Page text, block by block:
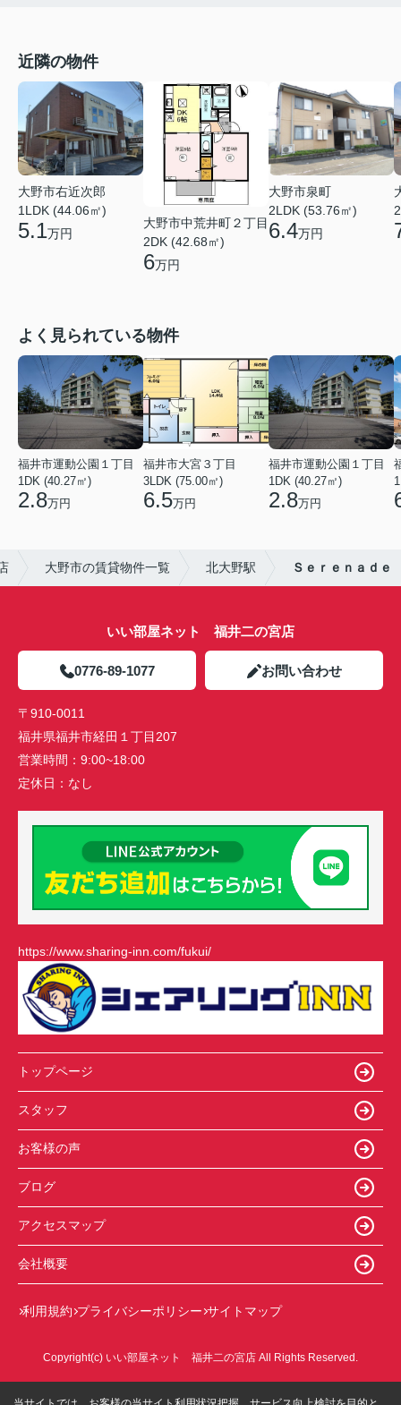
近隣の物件
大野市右近次郎
1LDK (44.06㎡)
5.1万円
大野市中荒井町２丁目
2DK (42.68㎡)
6万円
大野市泉町
2LDK (53.76㎡)
6.4万円
よく見られている物件
福井市運動公園１丁目
1DK (40.27㎡)
2.8万円
福井市大宮３丁目
3LDK (75.00㎡)
6.5万円
福井市運動公園１丁目
1DK (40.27㎡)
2.8万円
大野市の賃貸物件一覧 北大野駅 Ｓｅｒｅｎａｄｅ
いい部屋ネット 福井二の宮店
0776-89-1077 お問い合わせ
〒910-0011
福井県福井市経田１丁目207
営業時間： 9:00~18:00
定休日： なし
https://www.sharing-inn.com/fukui/
トップページ
スタッフ
お客様の声
ブログ
アクセスマップ
会社概要
利用規約 プライバシーポリシー サイトマップ
Copyright(c) いい部屋ネット 福井二の宮店 All Rights Reserved.